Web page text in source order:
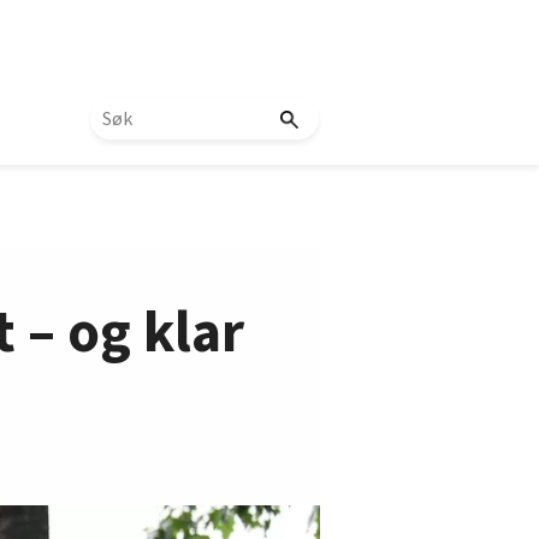
– og klar